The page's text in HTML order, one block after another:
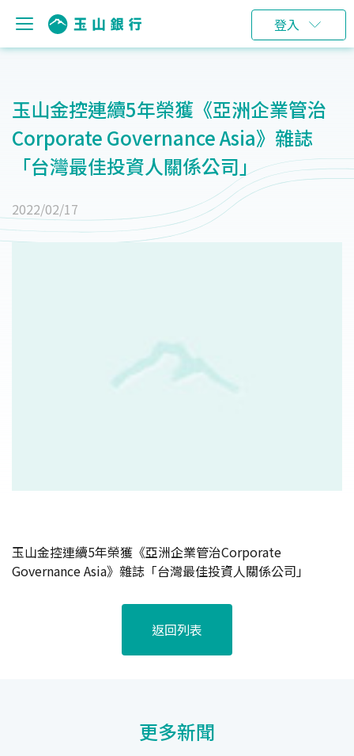
登入
玉山金控連續5年榮獲《亞洲企業管治
Corporate Governance Asia》雜誌
「台灣最佳投資人關係公司」
2022/02/17
玉山金控連續5年榮獲《亞洲企業管治Corporate
Governance Asia》雜誌「台灣最佳投資人關係公司」
返回列表
更多新聞